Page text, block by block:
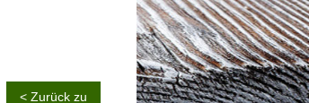
< Zurück zu